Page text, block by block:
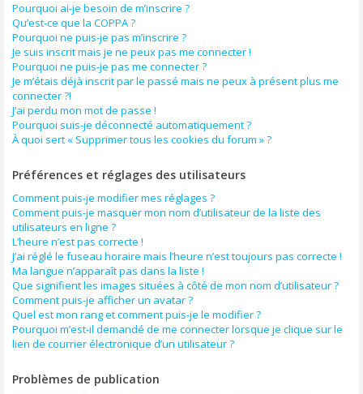
Pourquoi ai-je besoin de m’inscrire ?
Qu’est-ce que la COPPA ?
Pourquoi ne puis-je pas m’inscrire ?
Je suis inscrit mais je ne peux pas me connecter !
Pourquoi ne puis-je pas me connecter ?
Je m’étais déjà inscrit par le passé mais ne peux à présent plus me
connecter ?!
J’ai perdu mon mot de passe !
Pourquoi suis-je déconnecté automatiquement ?
À quoi sert « Supprimer tous les cookies du forum » ?
Préférences et réglages des utilisateurs
Comment puis-je modifier mes réglages ?
Comment puis-je masquer mon nom d’utilisateur de la liste des
utilisateurs en ligne ?
L’heure n’est pas correcte !
J’ai réglé le fuseau horaire mais l’heure n’est toujours pas correcte !
Ma langue n’apparaît pas dans la liste !
Que signifient les images situées à côté de mon nom d’utilisateur ?
Comment puis-je afficher un avatar ?
Quel est mon rang et comment puis-je le modifier ?
Pourquoi m’est-il demandé de me connecter lorsque je clique sur le
lien de courrier électronique d’un utilisateur ?
Problèmes de publication